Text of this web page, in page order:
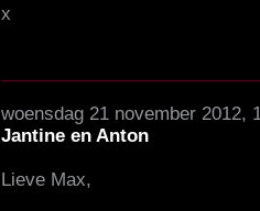
x
woensdag 21 november 2012,
Jantine en Anton
Lieve Max,